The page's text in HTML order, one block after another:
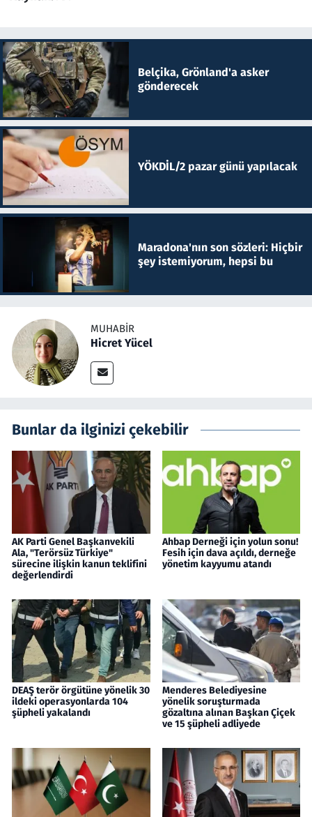
Belçika, Grönland'a asker
gönderecek
YÖKDİL/2 pazar günü yapılacak
Maradona'nın son sözleri: Hiçbir
şey istemiyorum, hepsi bu
MUHABIR
Hicret Yücel
Bunlar da ilginizi çekebilir
AK Parti Genel Başkanvekili
Ala, "Terörsüz Türkiye"
sürecine ilişkin kanun teklifini
değerlendirdi
Ahbap Derneği için yolun sonu!
Fesih için dava açıldı, derneğe
yönetim kayyumu atandı
DEAŞ terör örgütüne yönelik 30
ildeki operasyonlarda 104
şüpheli yakalandı
Menderes Belediyesine
yönelik soruşturmada
gözaltına alınan Başkan Çiçek
ve 15 şüpheli adliyede